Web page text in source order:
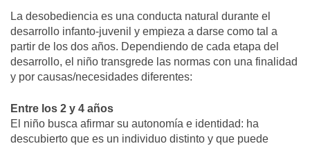
La desobediencia es una conducta natural durante el
desarrollo infanto-juvenil y empieza a darse como tal a
partir de los dos años. Dependiendo de cada etapa del
desarrollo, el niño transgrede las normas con una finalidad
y por causas/necesidades diferentes:
Entre los 2 y 4 años
El niño busca afirmar su autonomía e identidad: ha
descubierto que es un individuo distinto y que puede